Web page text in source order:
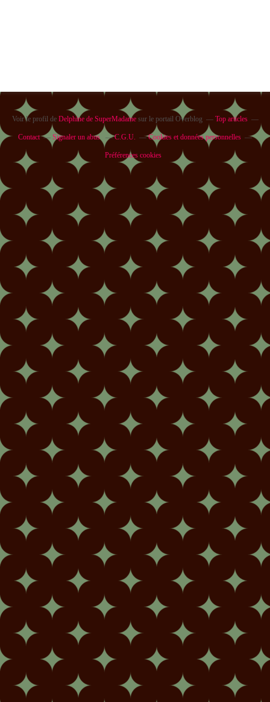
Voir le profil de Delphine de SuperMadamesur le portail Overblog Top articles
Contact Signaler un abus C.G.U. Cookies et données personnelles
Préférences cookies